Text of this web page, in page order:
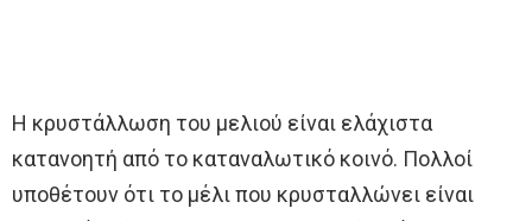
Η κρυστάλλωση του μελιού είναι ελάχιστα
κατανοητή από το καταναλωτικό κοινό. Πολλοί
υποθέτουν ότι το μέλι που κρυσταλλώνει είναι